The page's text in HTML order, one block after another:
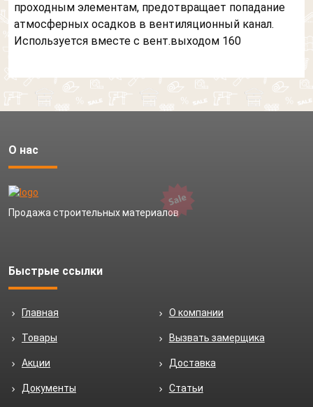
проходным элементам, предотвращает попадание
атмосферных осадков в вентиляционный канал.
Используется вместе с вент.выходом 160
О нас
Продажа строительных материалов
Быстрые ссылки
Главная О компании
Товары Вызвать замерщика
Акции Доставка
Документы Статьи